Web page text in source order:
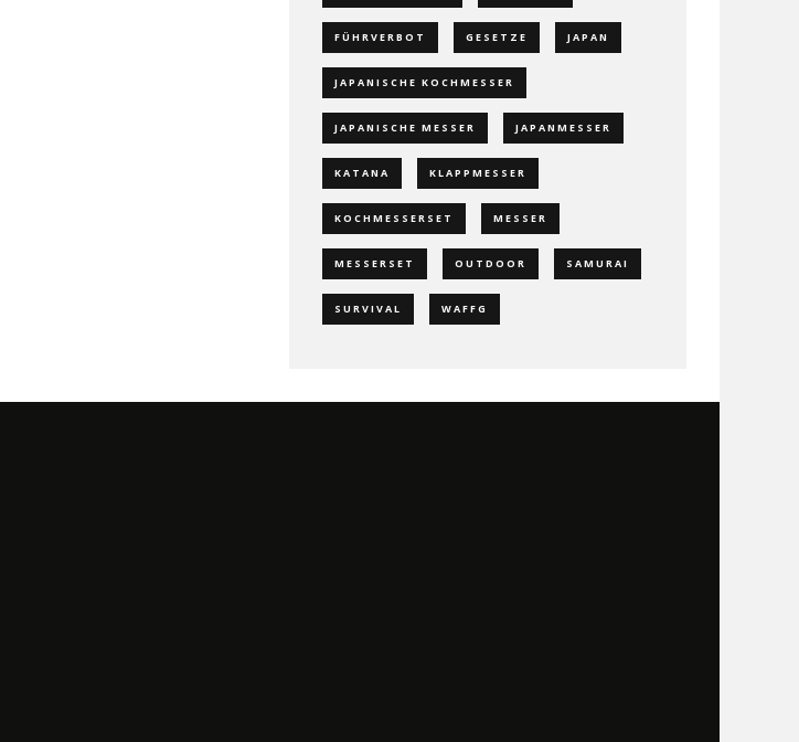
FÜHRVERBOT GESETZE JAPAN
JAPANISCHE KOCHMESSER
JAPANISCHE MESSER JAPANMESSER
KATANA KLAPPMESSER
KOCHMESSERSET MESSER
MESSERSET OUTDOOR SAMURAI
SURVIVAL WAFFG